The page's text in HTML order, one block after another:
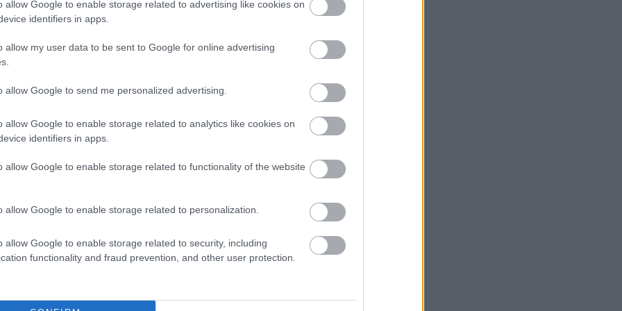
allow Google to enable storage related to advertising like cookies on
identifiers in apps.
allow my user data to be sent to Google for online advertising
allow Google to send me personalized advertising.
allow Google to enable storage related to analytics like cookies on
identifiers in apps.
allow Google to enable storage related to functionality of the website
allow Google to enable storage related to personalization.
allow Google to enable storage related to security, including
functionality and fraud prevention, and other user protection.
υπόλοιπους από έναν αριθμό. Στη συνέχεια, δίνει στην
ύψους η σύμφωνα με το χρώμα των μαλλιών
τους δύο παιδιά της Αγέλης. Κατόπιν όλα τα